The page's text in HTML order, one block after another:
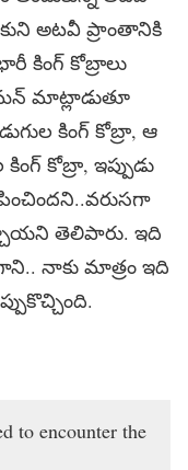
అటవీ ప్రాంతానికి
కింగ్ కోబ్రాలు
మాట్లాడుతూ
కింగ్ కోబ్రా, ఆ
కోబ్రా, ఇప్పుడు
తెలిపారు. ఇది
నాకు మాత్రం ఇది
to encounter the